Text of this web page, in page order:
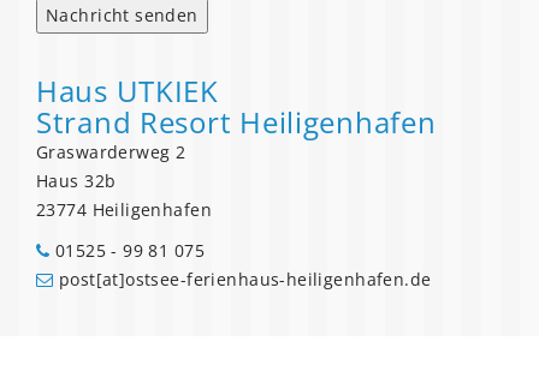
Haus UTKIEK
Strand Resort Heiligenhafen
Graswarderweg 2
Haus 32b
23774 Heiligenhafen
01525 - 99 81 075
post[at]ostsee-ferienhaus-heiligenhafen.de